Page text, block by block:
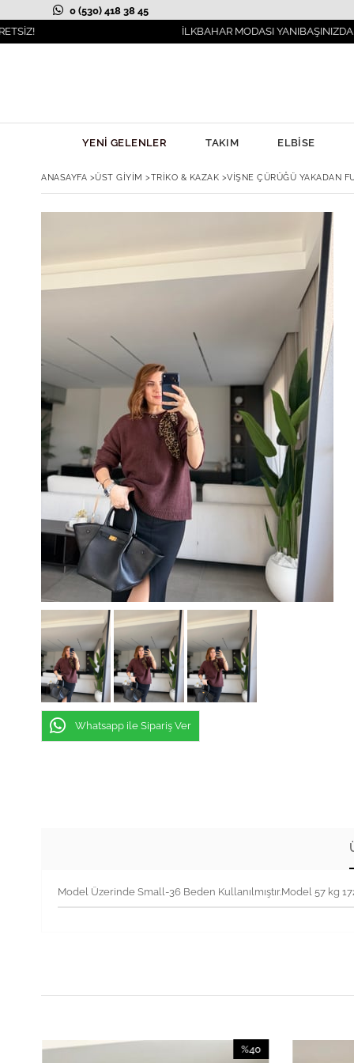
0 (530) 418 38 45
İLKBAHAR MODASI YANIBAŞINIZDA!
YENİ GELENLER TAKIM ELBİSE
ANASAYFA >ÜST GİYİM >TRİKO & KAZAK >VIŞNE ÇÜRÜĞÜ YAKADAN
Whatsapp ile Sipariş Ver
Model Üzerinde Small-36 Beden Kullanılmıştır.Model 57 kg
%40